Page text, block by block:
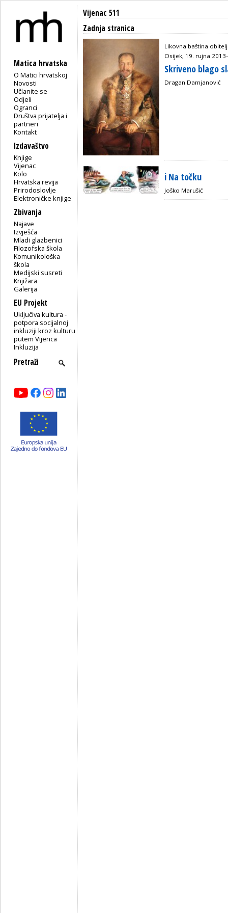
Matica hrvatska
O Matici hrvatskoj
Novosti
Učlanite se
Odjeli
Ogranci
Društva prijatelja i
partneri
Kontakt
Izdavaštvo
Knjige
Vijenac
Kolo
Hrvatska revija
Prirodoslovlje
Elektroničke knjige
Zbivanja
Najave
Izvješća
Mladi glazbenici
Filozofska škola
Komunikološka
škola
Medijski susreti
Knjižara
Galerija
EU Projekt
Uključiva kultura -
potpora socijalnoj
inkluziji kroz kulturu
putem Vijenca
Inkluzija
Vijenac 511
Zadnja stranica
Likovna baština
Osijek, 19. rujna
Skriveno blago
Dragan Damjanović
i Na točku
Joško Marušić